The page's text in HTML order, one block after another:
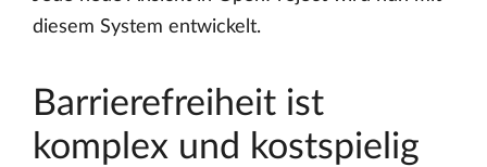
diesem System entwickelt.
Barrierefreiheit ist
komplex und kostspielig